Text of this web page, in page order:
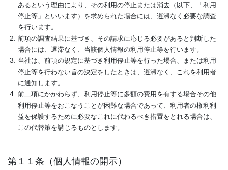
あるという理由により、その利用の停止または消去（以下、「利用
停止等」といいます）を求められた場合には、遅滞なく必要な調査
を行います。
前項の調査結果に基づき、その請求に応じる必要があると判断した
場合には、遅滞なく、当該個人情報の利用停止等を行います。
当社は、前項の規定に基づき利用停止等を行った場合、または利用
停止等を行わない旨の決定をしたときは、遅滞なく、これを利用者
に通知します。
前二項にかかわらず、利用停止等に多額の費用を有する場合その他
利用停止等をおこなうことが困難な場合であって、利用者の権利利
益を保護するために必要なこれに代わるべき措置をとれる場合は、
この代替策を講じるものとします。
第１１条（個人情報の開示）